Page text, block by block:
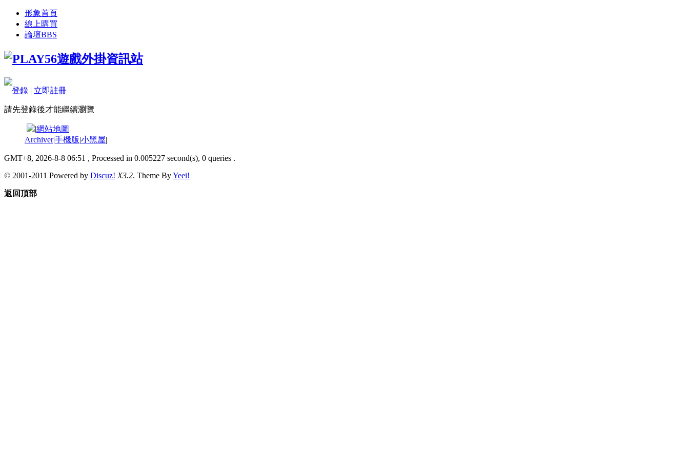
形象首頁
線上購買
論壇BBS
登錄 | 立即註冊
請先登錄後才能繼續瀏覽
|網站地圖
Archiver|手機版|小黑屋|
GMT+8, 2026-8-8 06:51 , Processed in 0.005227 second(s), 0 queries .
© 2001-2011 Powered by Discuz! X3.2. Theme ByYeei!
返回頂部